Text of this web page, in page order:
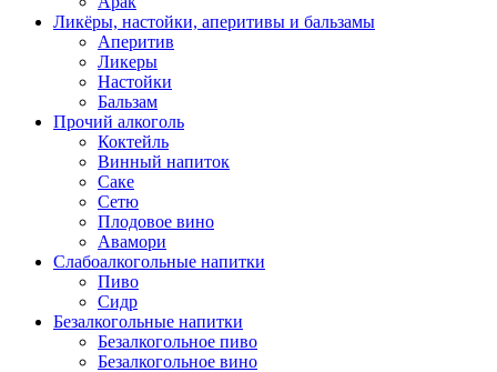
Ликёры, настойки, аперитивы и бальзамы
Аперитив
Ликеры
Настойки
Бальзам
Прочий алкоголь
Коктейль
Винный напиток
Саке
Сетю
Плодовое вино
Авамори
Слабоалкогольные напитки
Пиво
Сидр
Безалкогольные напитки
Безалкогольное пиво
Безалкогольное вино